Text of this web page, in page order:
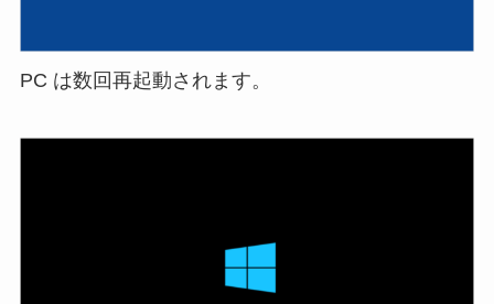
PC は数回再起動されます。